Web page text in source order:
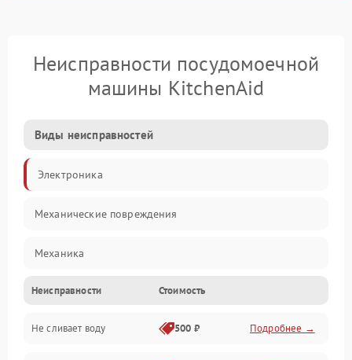
Неисправности посудомоечной
машины KitchenAid
Виды неисправностей
Электроника
Механические повреждения
Механика
Управление
Электропитание
Неисправности Стоимость
Не сливает воду 500 ₽ Подробнее →